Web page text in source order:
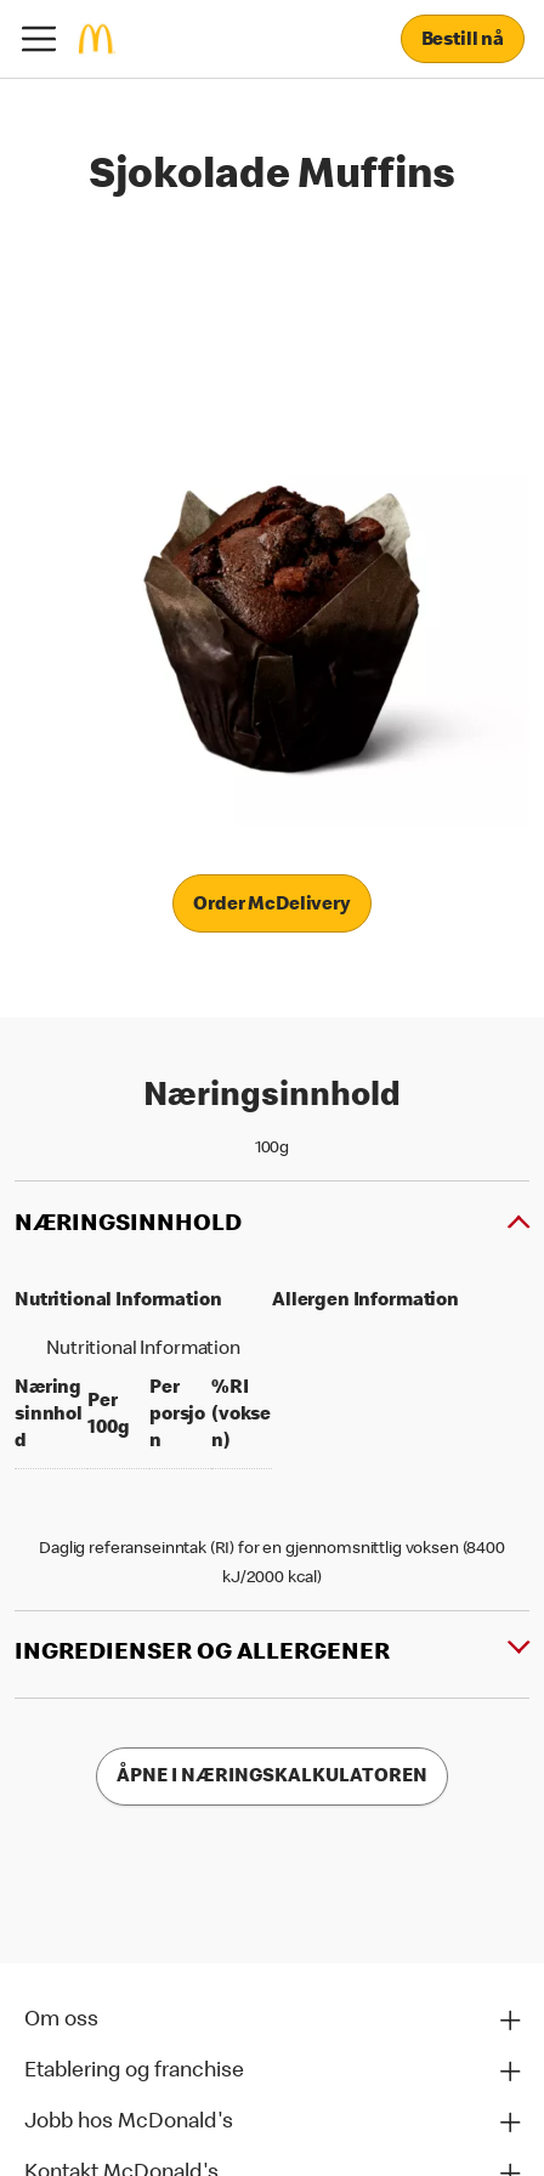
Bestill nå
Sjokolade Muffins
Order McDelivery
Næringsinnhold
100g
NÆRINGSINNHOLD
Nutritional Information
Nutritional Information
Næring
sinnhol
d
Per
100gper 100 grams
Per
porsjo
nper portion
%RI
(vokse
n)% daily value for an adult
Allergen Information
Daglig referanseinntak (RI) for en gjennomsnittlig voksen (8400
kJ/2000 kcal)
INGREDIENSER OG ALLERGENER
ÅPNE I NÆRINGSKALKULATOREN
Om oss
Etablering og franchise
Jobb hos McDonald's